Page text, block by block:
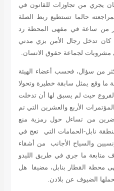
كان يجري من تجاوزات للقانون في
حالما تستطيع ربط الصلة
من ساعة في مقهى المحطة رد
كان تدخل رجال الأمن بزي مدني
لجماعة حقوق الانسان.
من سؤال، فحسب أعضاء الهيئة
ما وقع يمثل سابقة خطيرة وتحولا
حيث لم يسبق لها أن تدخلت
الأربع والعشرين التي تم
من تساءل حول رمزية منع
نابل-الحمامات التي تعج في
والسياح الأجانب من أشقاء
متابعة ما جري في طريق الليدو
محطة القطار بنابل، مضيفا هل
الضيوف عن بلادن.